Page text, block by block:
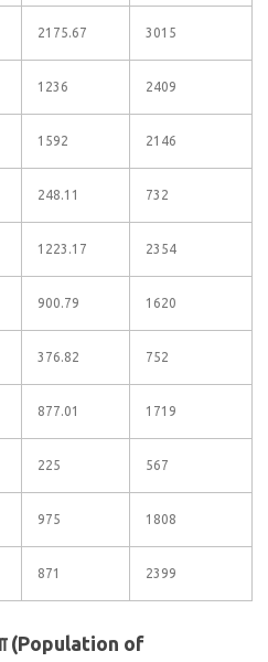
2175.67 3015
1236 2409
1592 2146
248.11 732
1223.17 2354
900.79 1620
376.82 752
877.01 1719
225 567
975 1808
871 2399
(Population of